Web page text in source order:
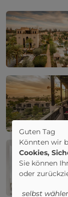
Guten Tag
Könnten wir
Cookies,
Sie können
oder
selbst